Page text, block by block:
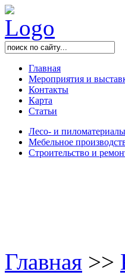
Главная
Мероприятия и
Контакты
Карта
Статьи
Лесо- и пиломатериалы
Мебельное
Строительство и
Главная >>